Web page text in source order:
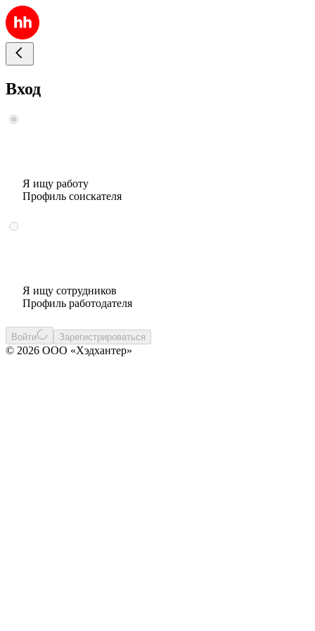
Вход
Я ищу работу
Профиль соискателя
Я ищу сотрудников
Профиль работодателя
Войти Зарегистрироваться
© 2026 ООО «Хэдхантер»